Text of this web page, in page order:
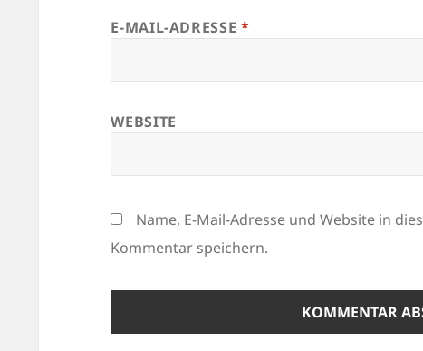
E-MAIL-ADRESSE *
WEBSITE
Name, E-Mail-Adresse und Website in
Kommentar speichern.